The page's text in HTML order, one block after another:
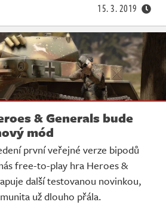
15. 3. 2019
& Generals bude
mód
první veřejné verze bipodů
free-to-play hra Heroes &
další testovanou novinkou,
už dlouho přála.